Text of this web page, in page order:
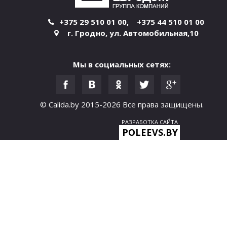
+375 29 510 01 00, +375 44 510 01 00
г. Гродно, ул. Автомобильная,10
Мы в социальных сетях:
© Calida.by 2015-2026 Все права защищены.
РАЗРАБОТКА САЙТА
POLEEVS.BY